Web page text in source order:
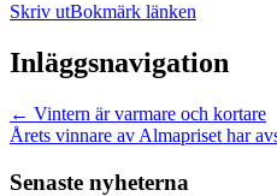
Skriv utBokmärk länken
Inläggsnavigation
← Vintern är varmare och kortare
Årets vinnare av Almapriset har
Senaste nyheterna